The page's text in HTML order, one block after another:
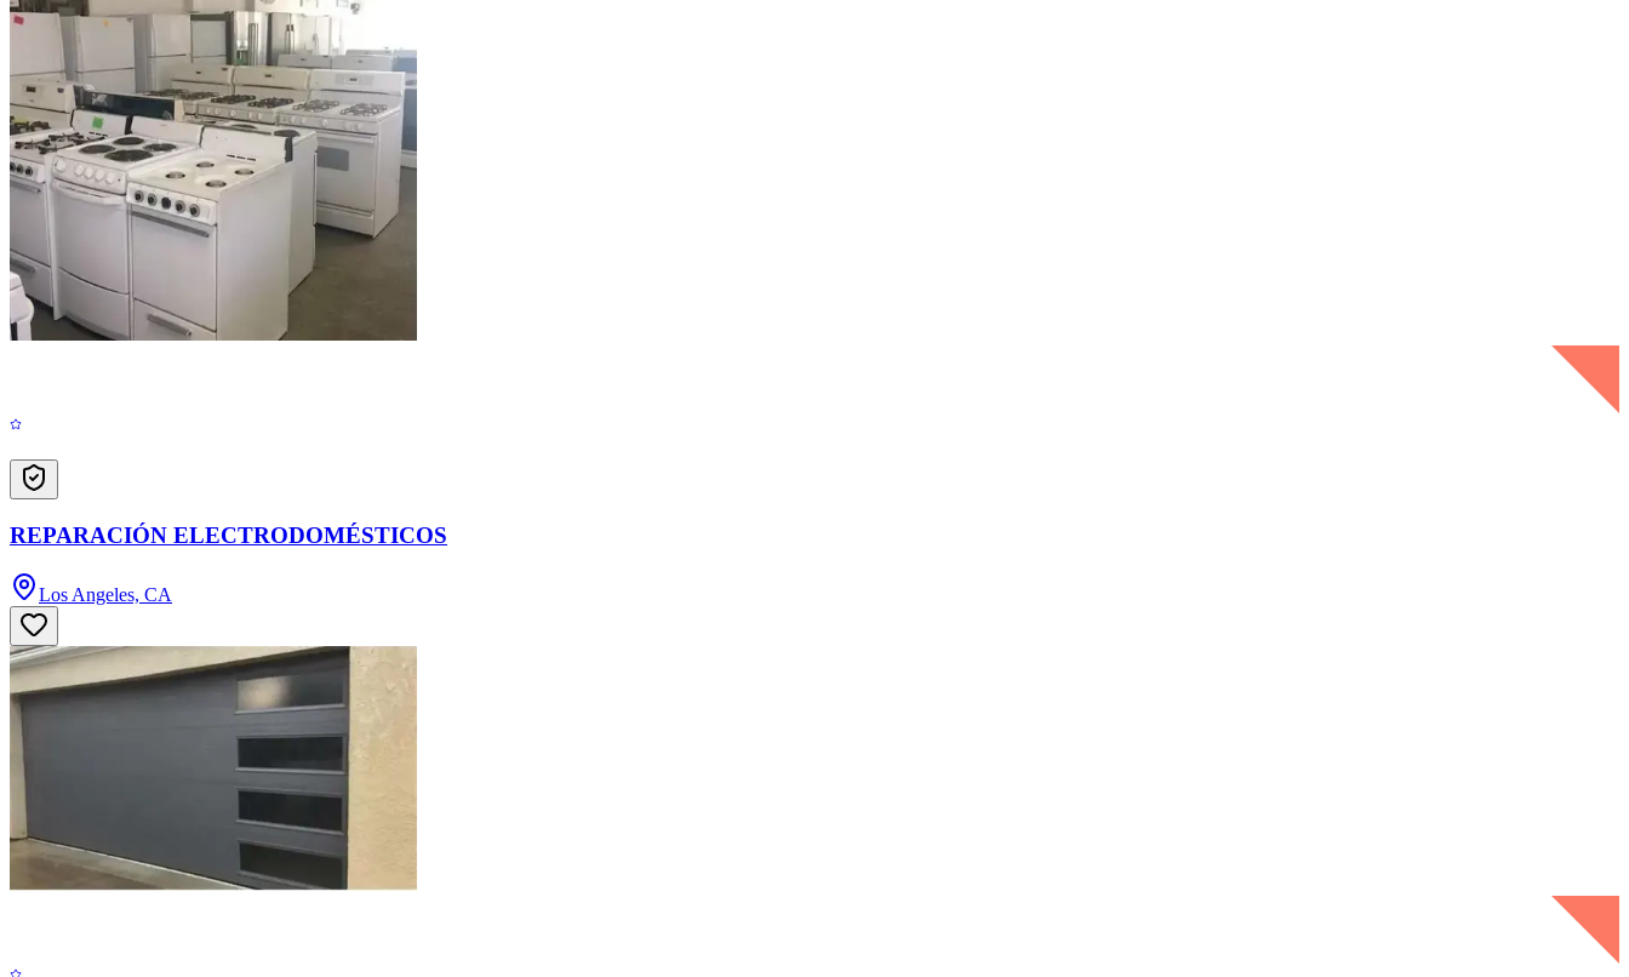
REPARACIÓN ELECTRODOMÉSTICOS
Los Angeles, CA